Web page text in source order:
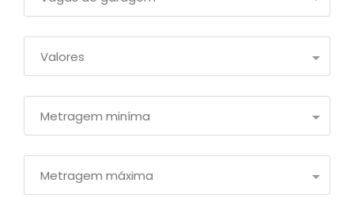
Valores
Metragem miníma
Metragem máxima